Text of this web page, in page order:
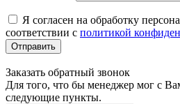
Я согласен на обработку
соответствии с политикой
Отправить
Заказать обратный звонок
Для того, что бы менеджер мог с
следующие пункты.